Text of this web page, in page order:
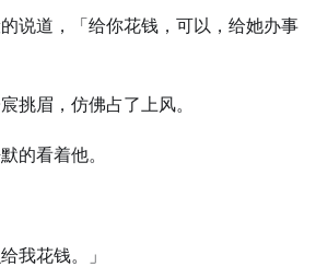
说道，「给你花钱，可以，给她办事
挑眉，仿佛占了上风。
的看着他。
我花钱。」